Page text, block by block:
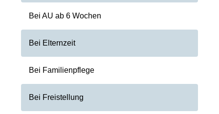
Bei AU ab 6 Wochen
Bei Elternzeit
Bei Familienpflege
Bei Freistellung